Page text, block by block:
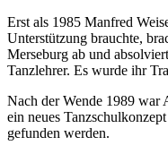
Erst als 1985 Manfred
Unterstützung brauchte,
Merseburg ab und
Tanzlehrer. Es wurde ihr
Nach der Wende 1989 war
ein neues
gefunden werden.